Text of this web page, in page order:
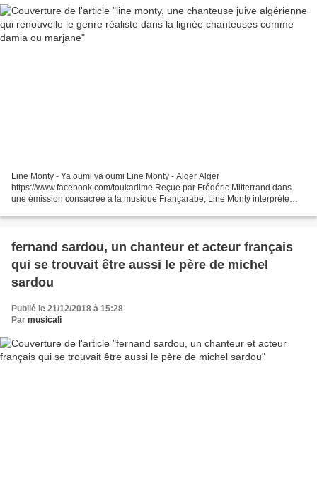
Line Monty - Ya oumi ya oumi Line Monty - Alger Alger
https://www.facebook.com/toukadime Reçue par Frédéric Mitterrand dans
une émission consacrée à la musique Françarabe, Line Monty interprète
fernand sardou, un chanteur et acteur français
qui se trouvait être aussi le père de michel
sardou
Publié le 21/12/2018 à 15:28
Par musicali